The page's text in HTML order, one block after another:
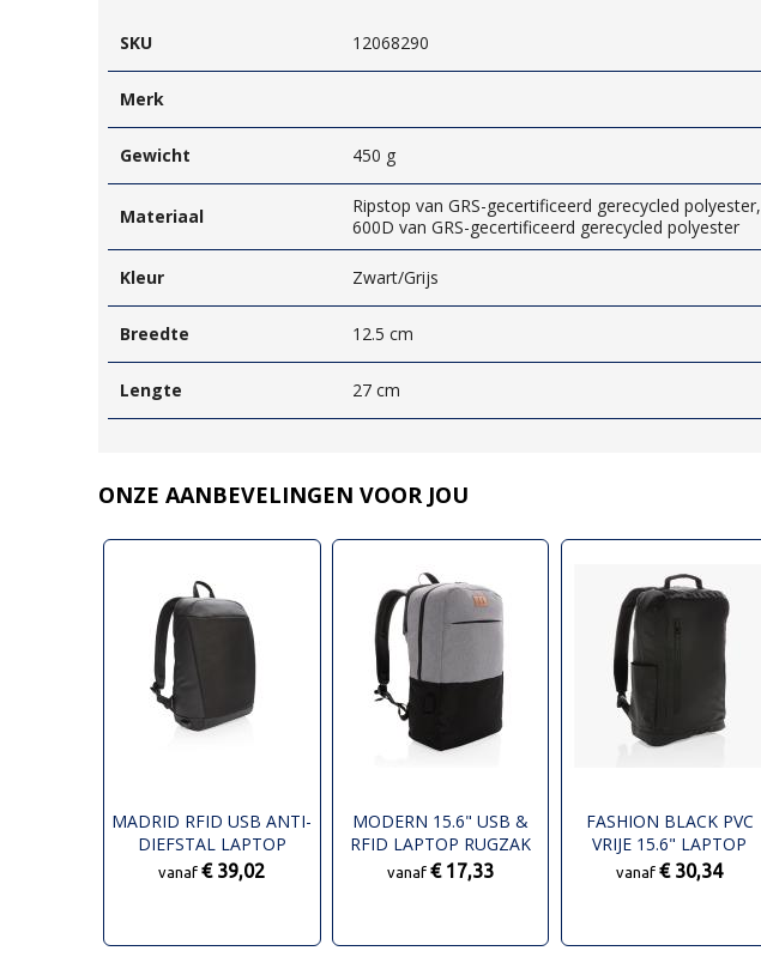
SKU 12068290
Merk
Gewicht 450 g
Materiaal
Ripstop van GRS-gecertificeerd gerecycled polyester,
600D van GRS-gecertificeerd gerecycled polyester
Kleur Zwart/Grijs
Breedte 12.5 cm
Lengte 27 cm
ONZE AANBEVELINGEN VOOR JOU
MADRID RFID USB ANTI-
DIEFSTAL LAPTOP
RUGZAK PVC-VRIJ
vanaf€ 39,02
MODERN 15.6" USB &
RFID LAPTOP RUGZAK
PVC VRIJ
vanaf€ 17,33
FASHION BLACK PVC
VRIJE 15.6" LAPTOP
RUGTAS
vanaf€ 30,34